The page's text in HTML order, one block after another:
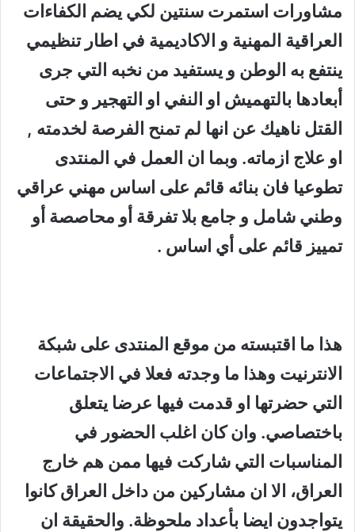
مشاورات استمرت سنتين لكي يضم الكفاءات
العراقية المهنية و الاكاديمية في اطار تنظيمي
ينتفع به الوطن و يستفيد من نخبه التي جرى
أبعادها بالتهميش او النفي او التهجير و حتى
القتل ناهيك عن انها لم تمنح الفرصة لخدمته ,
او علاج ازماته. وبما ان العمل في المنتدى
تطوعيا فان بنائه قائم على اساس مهني عراقي
وطني شامل و جامع بلا تفرقة أو محاصصة أو
تمييز قائم على أي اساس .
هذا ما اقتبسته من موقع المنتدى على شبكة
الانترنيت وهذا ما وجدته فعلا في الاجتماعات
التي حضرتها او قدمت فيها عرضا يتعلق
باختصاصي. وان كان اغلب الحضور في
المناسبات التي شاركت فيها ممن هم خارج
العراق، الا ان مشاركين من داخل العراق كانوا
يتواجدون ايضا بأعداد ملحوظة. والحقيقة ان